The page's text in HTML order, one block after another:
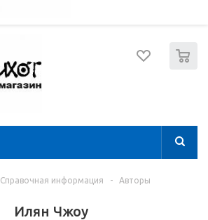
Справочная информация - Авторы
Илян Чжоу